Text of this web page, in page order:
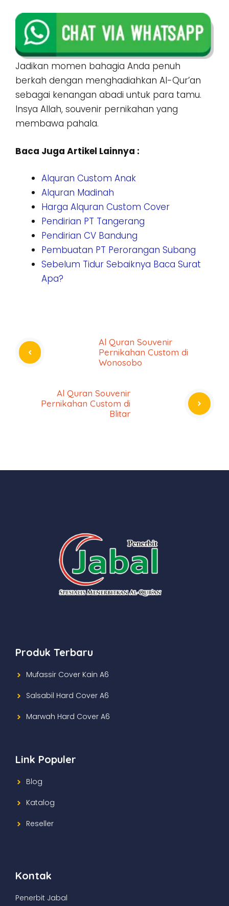
Jadikan momen bahagia Anda penuh
berkah dengan menghadiahkan Al-Qur’an
sebagai kenangan abadi untuk para tamu.
Insya Allah, souvenir pernikahan yang
membawa pahala.
Baca Juga Artikel Lainnya :
Alquran Custom Anak
Alquran Madinah
Harga Alquran Custom Cover
Pendirian PT Tangerang
Pendirian CV Bandung
Pembuatan PT Perorangan Subang
Sebelum Tidur Sebaiknya Baca Surat
Apa?
Al Quran Souvenir
Pernikahan Custom di
Wonosobo
Al Quran Souvenir
Pernikahan Custom di
Blitar
Produk Terbaru
Mufassir Cover Kain A6
Salsabil Hard Cover A6
Marwah Hard Cover A6
Link Populer
Blog
Katalog
Reseller
Kontak
Penerbit Jabal